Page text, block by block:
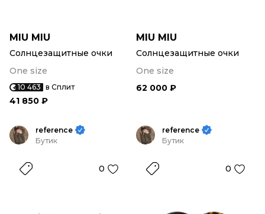
MIU MIU
Солнцезащитные очки
One size
10 463 в Сплит
41 850 ₽
MIU MIU
Солнцезащитные очки
One size
62 000 ₽
reference
Бутик
0
reference
Бутик
0